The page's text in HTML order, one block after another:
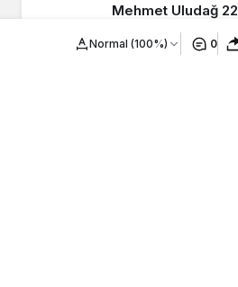
Normal (100%) 0
Mehmet Uludağ 22
Yılın Ardından Veda
Etti